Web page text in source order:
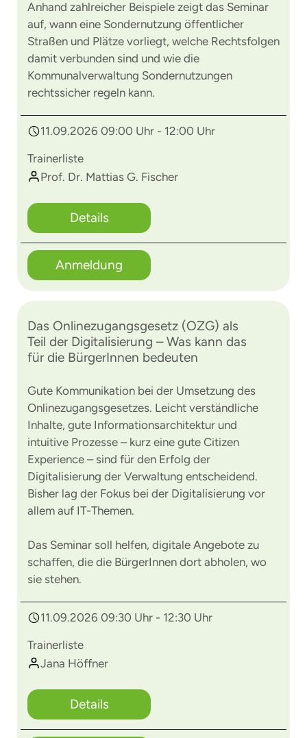
Anhand zahlreicher Beispiele zeigt das Seminar
auf, wann eine Sondernutzung öffentlicher
Straßen und Plätze vorliegt, welche Rechtsfolgen
damit verbunden sind und wie die
Kommunalverwaltung Sondernutzungen
rechtssicher regeln kann.
11.09.2026 09:00 Uhr - 12:00 Uhr
Trainerliste
Prof. Dr. Mattias G. Fischer
Details
Anmeldung
Das Onlinezugangsgesetz (OZG) als
Teil der Digitalisierung – Was kann das
für die BürgerInnen bedeuten
Gute Kommunikation bei der Umsetzung des
Onlinezugangsgesetzes. Leicht verständliche
Inhalte, gute Informationsarchitektur und
intuitive Prozesse – kurz eine gute Citizen
Experience – sind für den Erfolg der
Digitalisierung der Verwaltung entscheidend.
Bisher lag der Fokus bei der Digitalisierung vor
allem auf IT-Themen.
Das Seminar soll helfen, digitale Angebote zu
schaffen, die die BürgerInnen dort abholen, wo
sie stehen.
11.09.2026 09:30 Uhr - 12:30 Uhr
Trainerliste
Jana Höffner
Details